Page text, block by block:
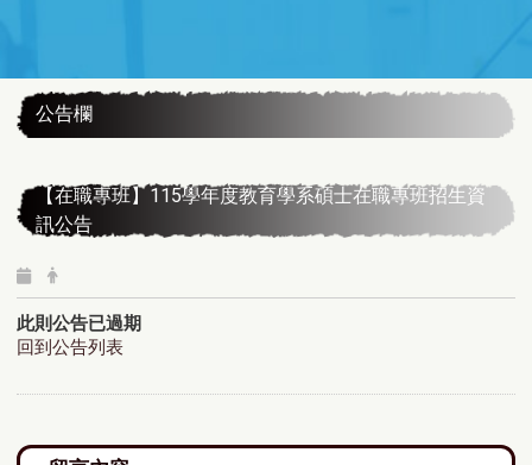
公告欄
【在職專班】115學年度教育學系碩士在職專班招生資
訊公告
此則公告已過期
回到公告列表